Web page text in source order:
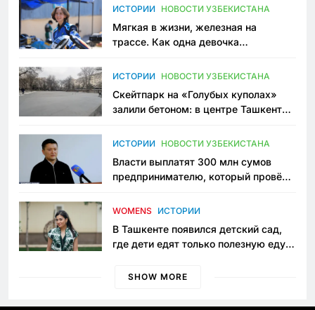
ИСТОРИИ НОВОСТИ УЗБЕКИСТАНА
Мягкая в жизни, железная на
трассе. Как одна девочка
Узбекистане
ИСТОРИИ НОВОСТИ УЗБЕКИСТАНА
Скейтпарк на «Голубых куполах»
залили бетоном: в центре Ташкента
пространство
ИСТОРИИ НОВОСТИ УЗБЕКИСТАНА
Власти выплатят 300 млн сумов
предпринимателю, который провёл
приговору
WOMENS ИСТОРИИ
В Ташкенте появился детский сад,
где дети едят только полезную еду.
просить «кашу без сахара»
SHOW MORE